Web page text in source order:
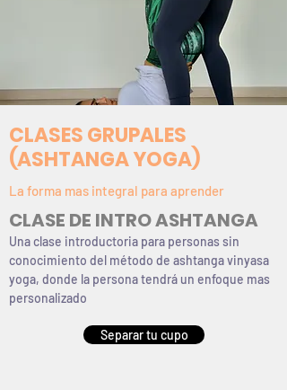
CLASES GRUPALES
(ASHTANGA YOGA)
La forma mas integral para aprender
CLASE DE INTRO ASHTANGA
Una clase introductoria para personas sin
conocimiento del método de ashtanga vinyasa
yoga, donde la persona tendrá un enfoque mas
personalizado
Separar tu cupo